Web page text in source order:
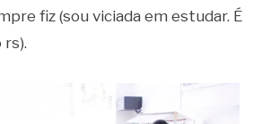
fiz (sou viciada em estudar. É
rs).